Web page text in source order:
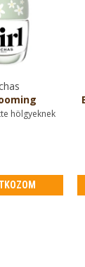
hölgyeknek